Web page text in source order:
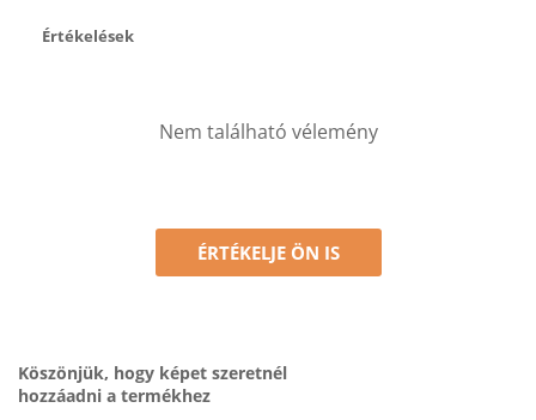
Értékelések
Nem található vélemény
ÉRTÉKELJE ÖN IS
Köszönjük, hogy képet szeretnél
hozzáadni a termékhez